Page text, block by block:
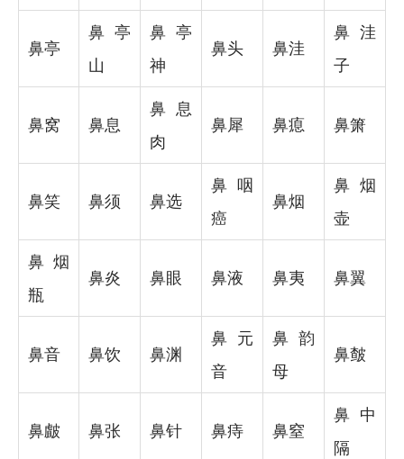
鼻亭
鼻亭
山
鼻亭
神
鼻头 鼻洼
鼻洼
子
鼻窝 鼻息
鼻息
肉
鼻犀 鼻瘜 鼻箫
鼻笑 鼻须 鼻选
鼻咽
癌
鼻烟
鼻烟
壶
鼻烟
瓶
鼻炎 鼻眼 鼻液 鼻夷 鼻翼
鼻音 鼻饮 鼻渊
鼻元
音
鼻韵
母
鼻皶
鼻皻 鼻张 鼻针 鼻痔 鼻窒
鼻中
隔